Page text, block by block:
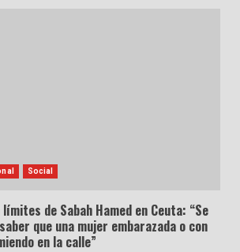
Social
de Sabah Hamed en Ceuta: “Se
que una mujer embarazada o con
en la calle”